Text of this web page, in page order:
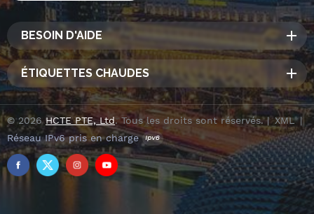
BESOIN D'AIDE
ÉTIQUETTES CHAUDES
© 2026HCTE PTE, Ltd. Tous les droits sont réservés. | XML|
Réseau IPv6 pris en charge